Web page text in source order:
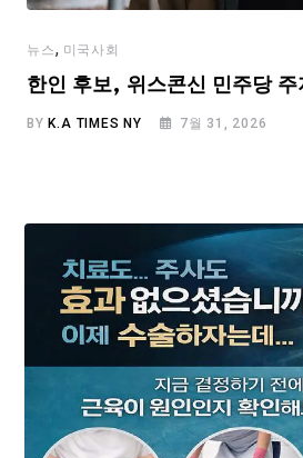
뉴스, 미국사회
한인 후보, 위스콘신 민주당 주
BY K.A TIMES NY 7월 31, 2026